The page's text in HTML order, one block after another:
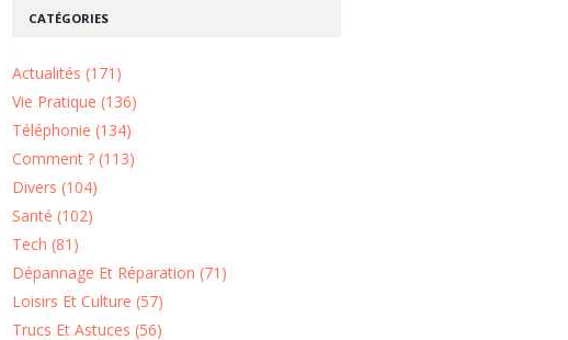
CATÉGORIES
Actualités (171)
Vie Pratique (136)
Téléphonie (134)
Comment ? (113)
Divers (104)
Santé (102)
Tech (81)
Dépannage Et Réparation (71)
Loisirs Et Culture (57)
Trucs Et Astuces (56)